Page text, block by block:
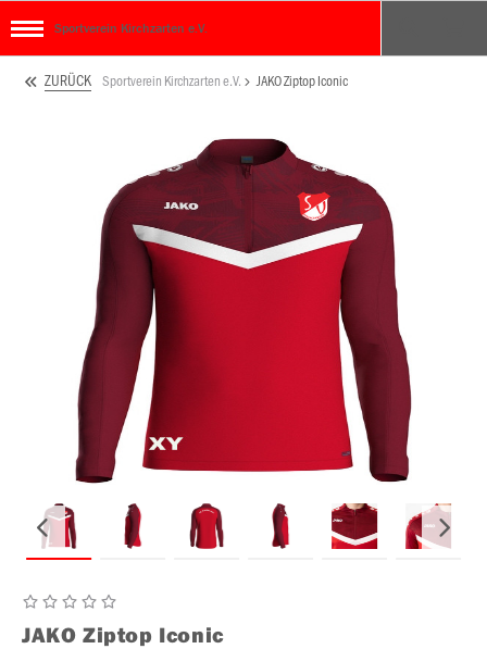
Sportverein Kirchzarten e.V.
ZURÜCK Sportverein Kirchzarten e.V. JAKO Ziptop Iconic
JAKO Ziptop Iconic